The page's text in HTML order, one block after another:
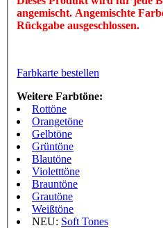
angemischt. Angemischte
Rückgabe ausgeschlossen.
Farbkarte bestellen
Weitere Farbtöne:
Rottöne
Orangetöne
Gelbtöne
Grüntöne
Blautöne
Violetttöne
Brauntöne
Grautöne
Weißtöne
NEU: Soft Tones